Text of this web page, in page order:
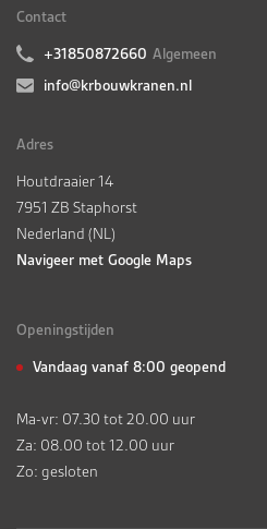
Contact
+31850872660 Algemeen
info@krbouwkranen.nl
Adres
Houtdraaier 14
7951 ZB Staphorst
Nederland (NL)
Navigeer met Google Maps
Openingstijden
Vandaag vanaf 8:00 geopend
Ma-vr: 07.30 tot 20.00 uur
Za: 08.00 tot 12.00 uur
Zo: gesloten